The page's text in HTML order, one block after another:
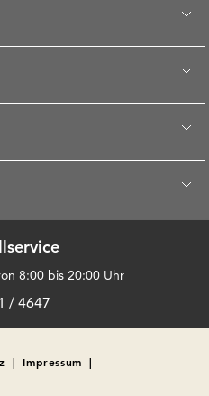
8:00 bis 20:00 Uhr
/ 4647
| Impressum |